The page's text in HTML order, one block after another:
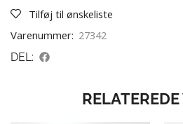
Tilføj til ønskeliste
Varenummer: 27342
DEL:
RELATEREDE